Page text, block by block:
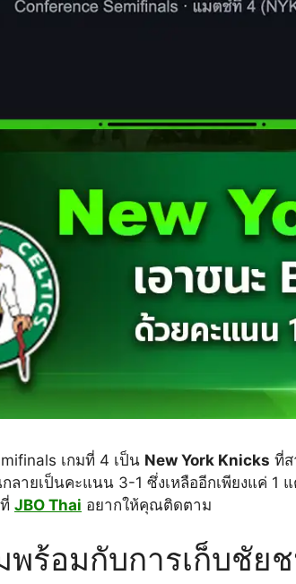
เกมที่ 4 เป็น New York Knicks ที่ส
ลายเป็นคะแนน 3-1 ซึ่งเหลืออีกเพียงแค่ 1
JBO Thai อยากให้คุณติดตาม
พร้อมกับการเก็บชั